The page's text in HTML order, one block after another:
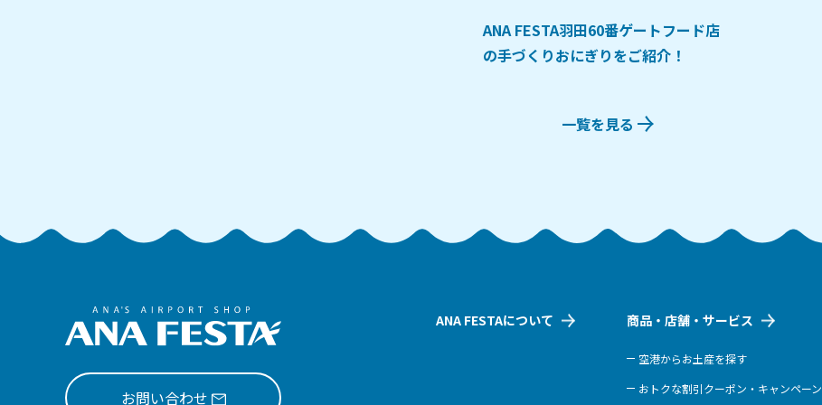
ANA FESTA羽田60番ゲートフード店
の手づくりおにぎりをご紹介！
一覧を見る
お問い合わせ
ANA FESTAについて 商品・店舗・サービス
空港からお土産を探す
おトクな割引クーポン・キャンペーン